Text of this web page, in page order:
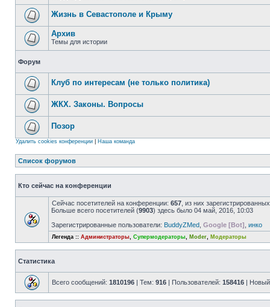
Жизнь в Севастополе и Крыму
Архив
Темы для истории
Форум
Клуб по интересам (не только политика)
ЖКХ. Законы. Вопросы
Позор
Удалить cookies конференции Наша команда
Список форумов
Кто сейчас на конференции
Сейчас посетителей на конференции: 657 , из них
Больше всего посетителей (9903) здесь было 04 май, 2016, 10:03
Зарегистрированные пользователи: BuddyZMed Google [Bot] инко
Легенда :: Администраторы, Супермодераторы, Moder, Модераторы
Статистика
Всего сообщений: 1810196 | Тем: 916 | Пользователей: 158416 |